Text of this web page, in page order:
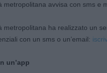
metropolitana avvisa con sms e
metropolitana ha realizzato un
con un sms o un’email:
un’app